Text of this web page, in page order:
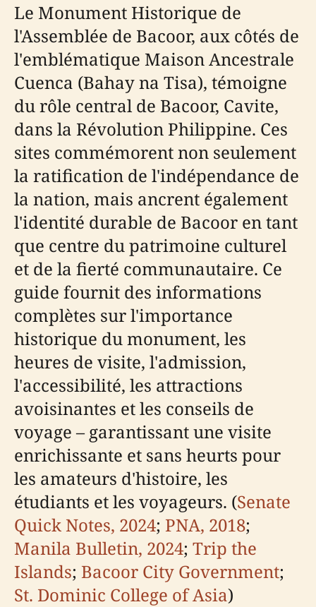
Le Monument Historique de
l'Assemblée de Bacoor, aux côtés de
l'emblématique Maison Ancestrale
Cuenca (Bahay na Tisa), témoigne
du rôle central de Bacoor, Cavite,
dans la Révolution Philippine. Ces
sites commémorent non seulement
la ratification de l'indépendance de
la nation, mais ancrent également
l'identité durable de Bacoor en tant
que centre du patrimoine culturel
et de la fierté communautaire. Ce
guide fournit des informations
complètes sur l'importance
historique du monument, les
heures de visite, l'admission,
l'accessibilité, les attractions
avoisinantes et les conseils de
voyage – garantissant une visite
enrichissante et sans heurts pour
les amateurs d'histoire, les
étudiants et les voyageurs. (Senate
Quick Notes, 2024; PNA, 2018;
Manila Bulletin, 2024; Trip the
Islands; Bacoor City Government;
St. Dominic College of Asia)